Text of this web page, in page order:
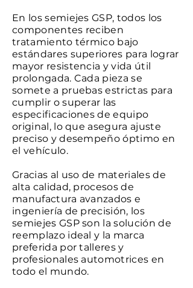
En los semiejes GSP, todos los
componentes reciben
tratamiento térmico bajo
estándares superiores para lograr
mayor resistencia y vida útil
prolongada. Cada pieza se
somete a pruebas estrictas para
cumplir o superar las
especificaciones de equipo
original, lo que asegura ajuste
preciso y desempeño óptimo en
el vehículo.
Gracias al uso de materiales de
alta calidad, procesos de
manufactura avanzados e
ingeniería de precisión, los
semiejes GSP son la solución de
reemplazo ideal y la marca
preferida por talleres y
profesionales automotrices en
todo el mundo.